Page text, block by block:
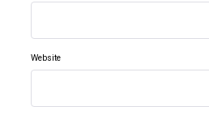
Website